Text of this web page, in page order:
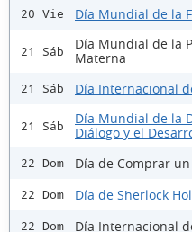
20 Vie Día Mundial de la
21 Sáb
Día Mundial de la
Materna
21 Sáb Día Internacional
21 Sáb
Día Mundial de la
Diálogo y el
22 Dom Día de Comprar
22 Dom Día de Sherlock
22 Dom Día Internacional